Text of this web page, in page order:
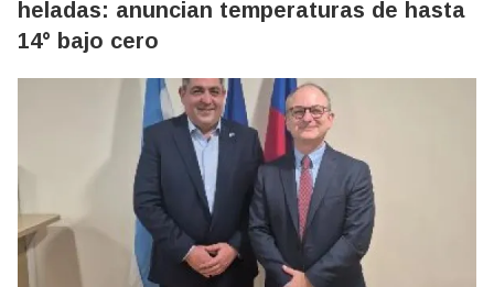
heladas: anuncian temperaturas de hasta
14° bajo cero